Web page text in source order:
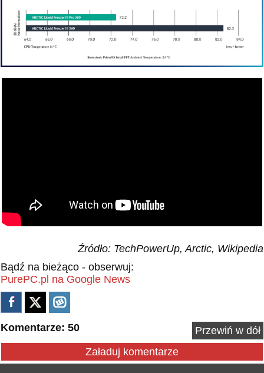
Źródło: TechPowerUp, Arctic, Wikipedia
Bądź na bieżąco - obserwuj:
PurePC.pl na Google News
Komentarze: 50
Przewiń w dół
Załaduj komentarze